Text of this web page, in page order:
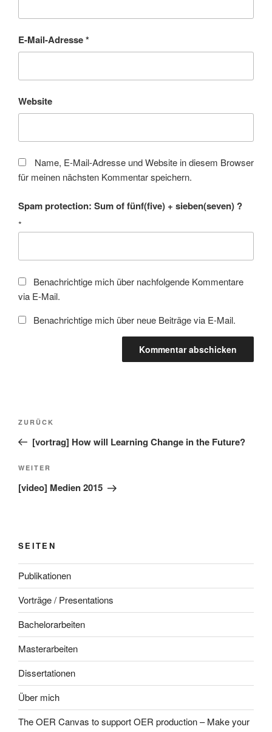
E-Mail-Adresse*
Website
Name, E-Mail-Adresse und Website in diesem Browser
für meinen nächsten Kommentar speichern.
Spam protection: Sum of fünf(five) + sieben(seven) ?
*
Benachrichtige mich über nachfolgende Kommentare
via E-Mail.
Benachrichtige mich über neue Beiträge via E-Mail.
Beitragsnavigation
Vorheriger
Beitrag
ZURÜCK
[vortrag] How will Learning Change in the Future?
Nächster
Beitrag
WEITER
[video] Medien 2015
SEITEN
Publikationen
Vorträge / Presentations
Bachelorarbeiten
Masterarbeiten
Dissertationen
Über mich
The OER Canvas to support OER production – Make your